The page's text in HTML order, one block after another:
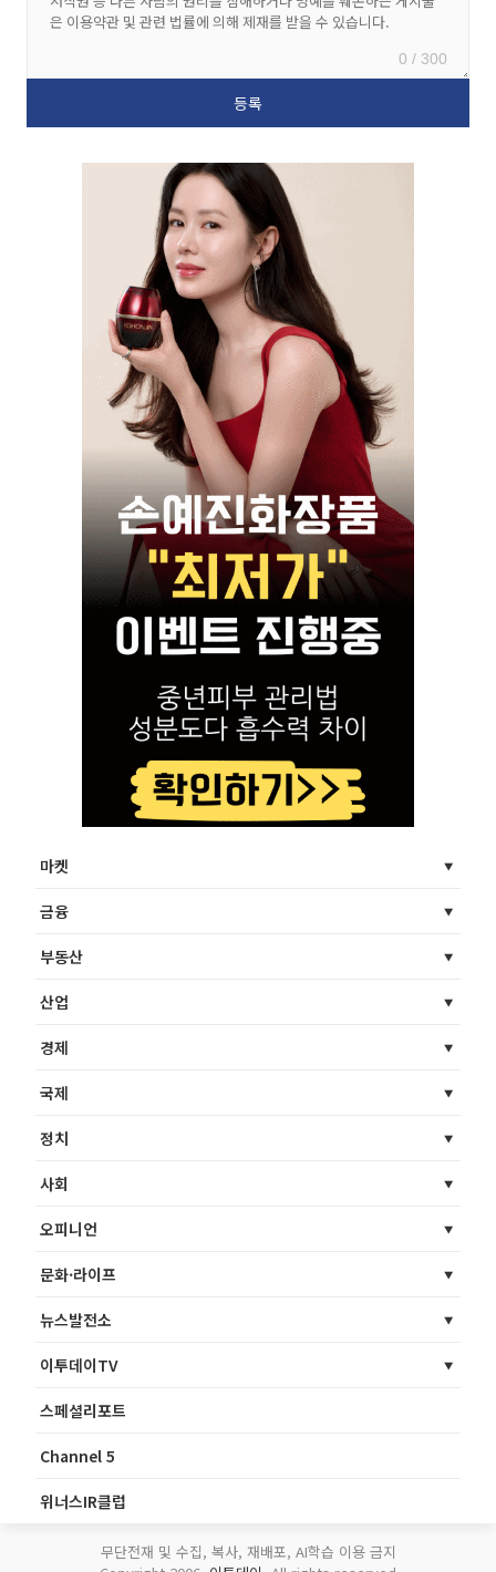
0 / 300
마켓
금융
부동산
산업
경제
국제
정치
사회
오피니언
문화·라이프
뉴스발전소
이투데이TV
스페셜리포트
Channel 5
위너스IR클럽
무단전재 및 수집, 복사, 재배포, AI학습 이용 금지